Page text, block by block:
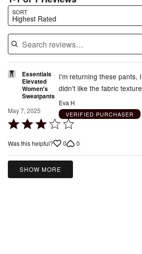
SORT
Highest Rated
Search reviews…
Essentials
Elevated
Women's
Sweatpants
May 7, 2025
Rated
out
of
I'm returning these pants, I
didn't like the fabric texture
Eva H
VERIFIED PURCHASER
Was this helpful? 0 0
SHOW MORE